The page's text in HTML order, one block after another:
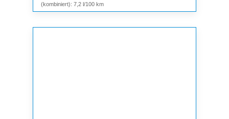
(kombiniert): 7,2 l/100 km